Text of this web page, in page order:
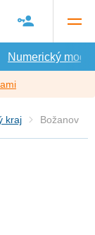
Numerický model
kraj Božanov